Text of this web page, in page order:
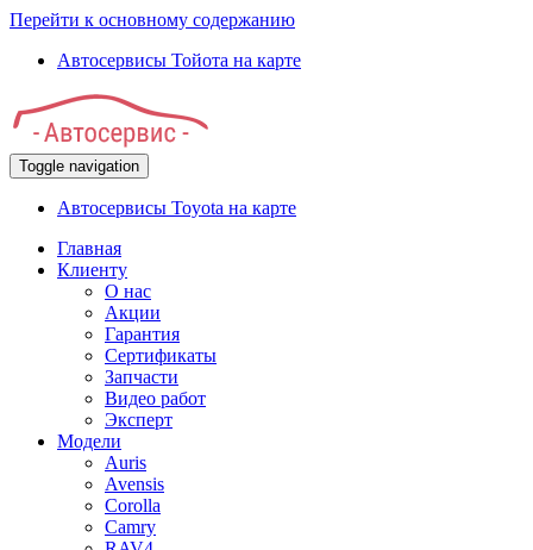
Перейти к основному содержанию
Автосервисы Тойота на карте
Toggle navigation
Автосервисы Toyota на карте
Главная
Клиенту
О нас
Акции
Гарантия
Сертификаты
Запчасти
Видео работ
Эксперт
Модели
Auris
Avensis
Corolla
Camry